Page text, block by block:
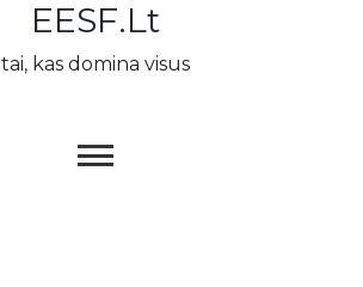
EESF.lt
tai, kas domina visus